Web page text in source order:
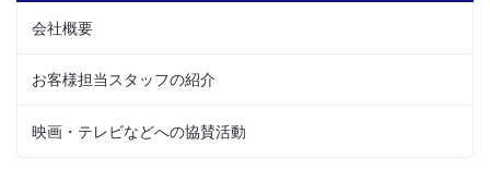
会社概要
お客様担当スタッフの紹介
映画・テレビなどへの協賛活動